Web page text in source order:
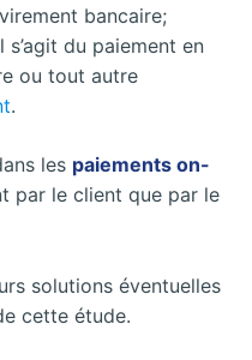
bancaire;
s’agit du paiement en
ou tout autre
.
les paiements on-
par le client que par le
solutions éventuelles
cette étude.